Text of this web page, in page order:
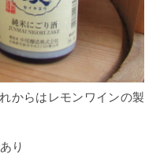
からはレモンワインの製
り